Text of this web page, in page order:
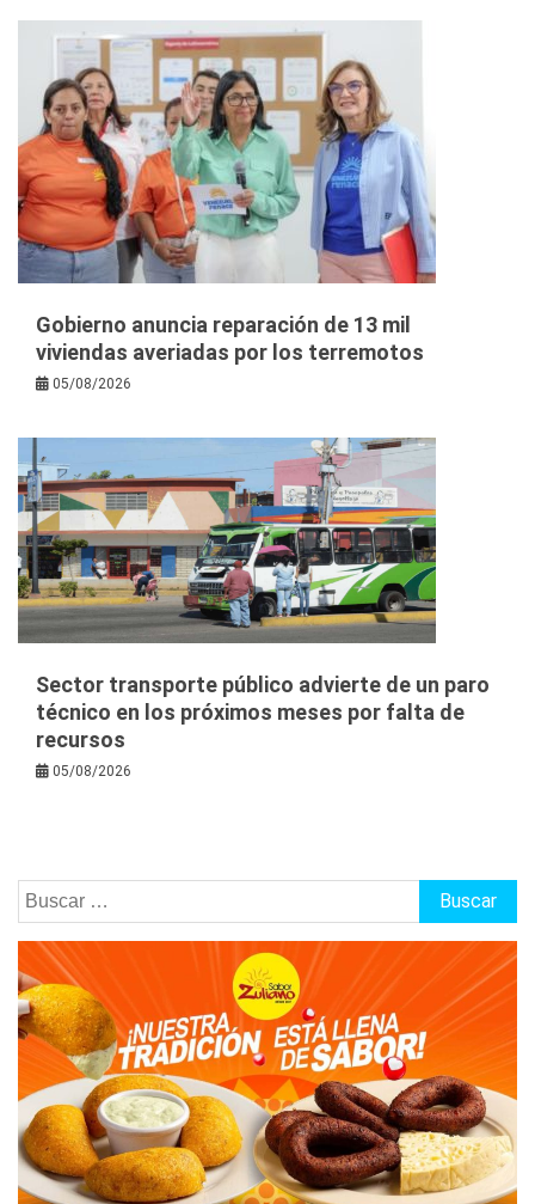
Gobierno anuncia reparación de 13 mil
viviendas averiadas por los terremotos
05/08/2026
Sector transporte público advierte de un paro
técnico en los próximos meses por falta de
recursos
05/08/2026
Buscar: